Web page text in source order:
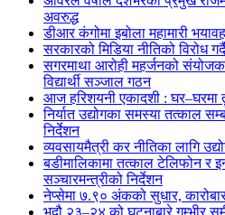
अवरुद्ध
डीआर कंगोमा इबोला महामारी
सरकारको मिडिया नीतिको विरोध
सगरमाथा आरोही महर्जनको
विद्यार्थी सञ्जाल गठन
आज हरिशयनी एकादशी : घर–घरमा
निर्यात उद्योगका समस्या तत्काल
निर्देशन
व्यवसायमैत्री कर नीतिका लागि
बडीमालिकामा तत्काल टेलिफोन र
सञ्चारमन्त्रीको निर्देशन
नेप्सेमा ७.९० अंकको सुधार,
भदौ २३–२४ को घटनाबारे गम्भीर